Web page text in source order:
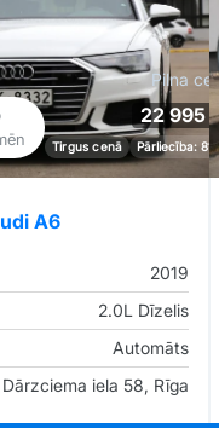
Pilna
22 995
Tirgus cenā Pārliecība:
A6
2019
2.0L Dīzelis
Automāts
Dārzciema iela 58, Rīga